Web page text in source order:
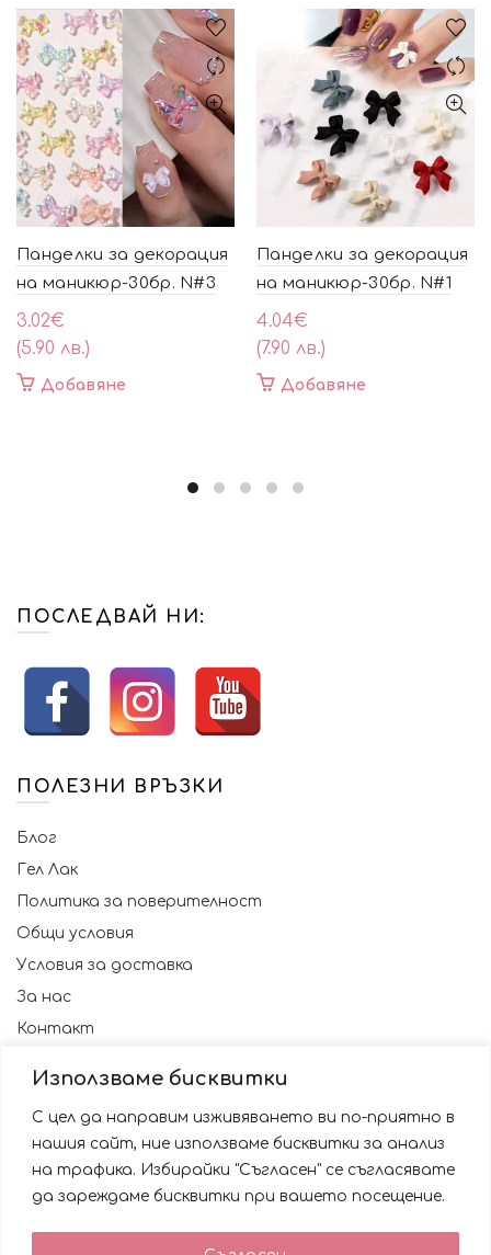
Използваме бисквитки
С цел да направим изживяването ви по-приятно в
нашия сайт, ние използваме бисквитки за анализ
на трафика. Избирайки "Съгласен" се съгласявате
да зареждаме бисквитки при вашето посещение.
Панделки за декорация
на маникюр-30бр. N#3
3.02€
(5.90 лв.)
Добавяне
Панделки за декорация
на маникюр-30бр. N#1
4.04€
(7.90 лв.)
Добавяне
ПОСЛЕДВАЙ НИ:
ПОЛЕЗНИ ВРЪЗКИ
Блог
Гел Лак
Политика за поверителност
Общи условия
Условия за доставка
За нас
Контакт
Използваме бисквитки за да подобрим вашата